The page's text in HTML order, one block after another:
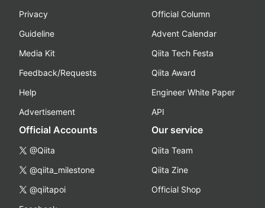
Privacy
Guideline
Media Kit
Feedback/Requests
Help
Advertisement
Official Column
Advent Calendar
Qiita Tech Festa
Qiita Award
Engineer White Paper
API
Official Accounts
@Qiita
@qiita_milestone
@qiitapoi
Our service
Qiita Team
Qiita Zine
Official Shop